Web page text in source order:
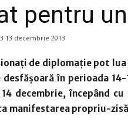
pentru
13 decembrie 2013
de diplomaţie pot
desfăşoară în perioada
decembrie, începând
manifestarea propriu-